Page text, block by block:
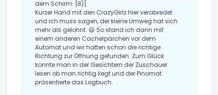
dem Schirm. [8)]
Kurzer Hand mit den CrazyGirlz hier verabredet
und ich muss sagen, der kleine Umweg hat sich
mehr als gelohnt. 😃 So stand ich dann mit
einem anderen Cacherpärchen vor dem
Automat und wir hatten schon die richtige
Richtung zur Öffnung gefunden. Zum Glück
konnte man in der Gesichtern der Zuschauer
lesen ob man richtig liegt und der Pinomat
präsentierte das Logbuch.